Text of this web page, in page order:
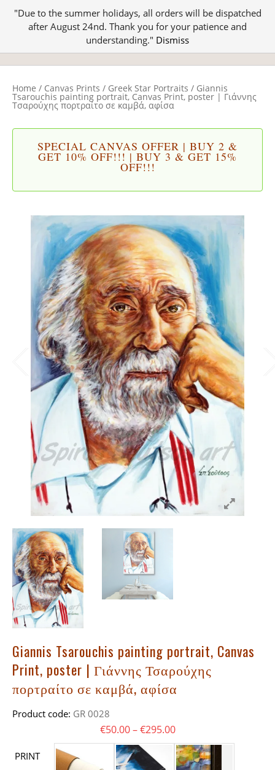
"Due to the summer holidays, all orders will be dispatched
after August 24nd. Thank you for your patience and
understanding." Dismiss
Home / Canvas Prints / Greek Star Portraits / Giannis
Tsarouchis painting portrait, Canvas Print, poster | Γιάννης
Τσαρούχης πορτραίτο σε καμβά, αφίσα
SPECIAL CANVAS OFFER | BUY 2 &
GET 10% OFF!!! | BUY 3 & GET 15%
OFF!!!
Giannis Tsarouchis painting portrait, Canvas
Print, poster | Γιάννης Τσαρούχης
πορτραίτο σε καμβά, αφίσα
Product code: GR 0028
€50.00 – €295.00Price range: €50.00
PRINT